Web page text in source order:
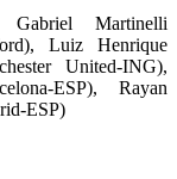
Martinelli
Luiz Henrique
United-ING),
ESP), Rayan
ESP)